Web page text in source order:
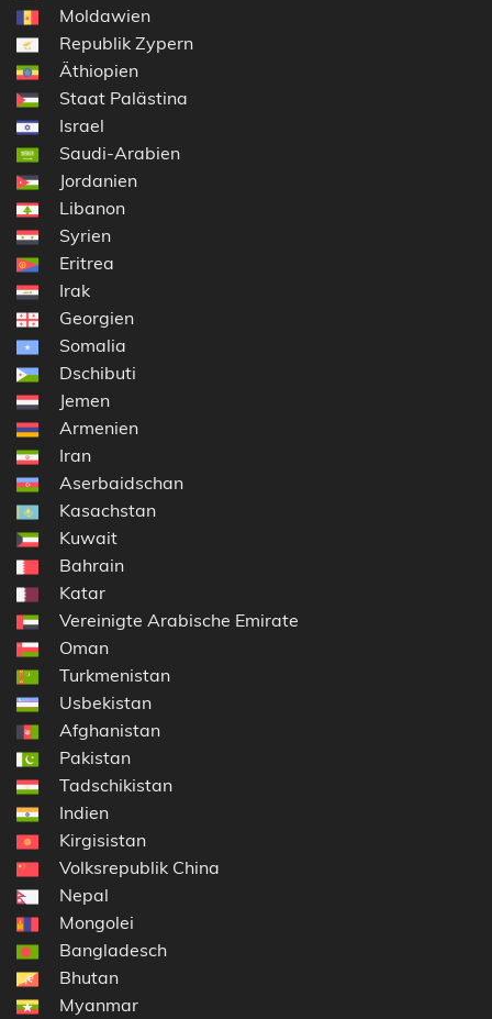
Moldawien
Republik Zypern
Äthiopien
Staat Palästina
Israel
Saudi-Arabien
Jordanien
Libanon
Syrien
Eritrea
Irak
Georgien
Somalia
Dschibuti
Jemen
Armenien
Iran
Aserbaidschan
Kasachstan
Kuwait
Bahrain
Katar
Vereinigte Arabische Emirate
Oman
Turkmenistan
Usbekistan
Afghanistan
Pakistan
Tadschikistan
Indien
Kirgisistan
Volksrepublik China
Nepal
Mongolei
Bangladesch
Bhutan
Myanmar